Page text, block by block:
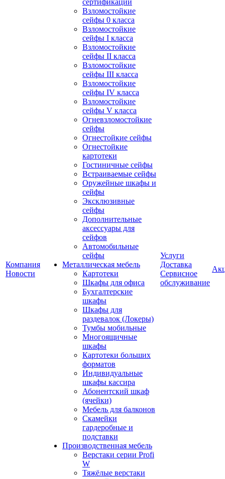
Компания
Новости
сертификации
Взломостойкие
сейфы 0 класса
Взломостойкие
сейфы I класса
Взломостойкие
сейфы II класса
Взломостойкие
сейфы III класса
Взломостойкие
сейфы IV класса
Взломостойкие
сейфы V класса
Огневзломостойкие
сейфы
Огнестойкие сейфы
Огнестойкие
картотеки
Гостиничные сейфы
Встраиваемые сейфы
Оружейные шкафы и
сейфы
Эксклюзивные
сейфы
Дополнительные
аксессуары для
сейфов
Автомобильные
сейфы
Металлическая мебель
Картотеки
Шкафы для офиса
Бухгалтерские
шкафы
Шкафы для
раздевалок (Локеры)
Тумбы мобильные
Многоящичные
шкафы
Картотеки больших
форматов
Индивидуальные
шкафы кассира
Абонентский шкаф
(ячейки)
Мебель для балконов
Скамейки
гардеробные и
подставки
Производственная мебель
Верстаки серии Profi
W
Тяжёлые верстаки
Услуги
Доставка
Сервисное
обслуживание